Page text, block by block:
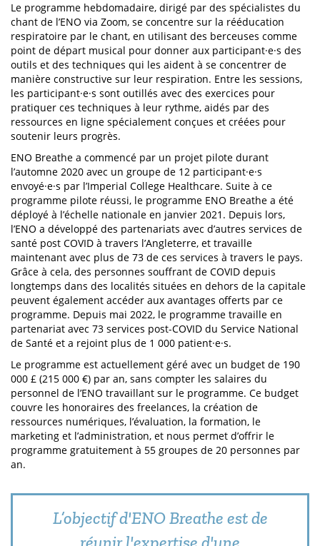
Le programme hebdomadaire, dirigé par des spécialistes du
chant de l’ENO via Zoom, se concentre sur la rééducation
respiratoire par le chant, en utilisant des berceuses comme
point de départ musical pour donner aux participant·e·s des
outils et des techniques qui les aident à se concentrer de
manière constructive sur leur respiration. Entre les sessions,
les participant·e·s sont outillés avec des exercices pour
pratiquer ces techniques à leur rythme, aidés par des
ressources en ligne spécialement conçues et créées pour
soutenir leurs progrès.
ENO Breathe a commencé par un projet pilote durant
l’automne 2020 avec un groupe de 12 participant·e·s
envoyé·e·s par l’Imperial College Healthcare. Suite à ce
programme pilote réussi, le programme ENO Breathe a été
déployé à l’échelle nationale en janvier 2021. Depuis lors,
l’ENO a développé des partenariats avec d’autres services de
santé post COVID à travers l’Angleterre, et travaille
maintenant avec plus de 73 de ces services à travers le pays.
Grâce à cela, des personnes souffrant de COVID depuis
longtemps dans des localités situées en dehors de la capitale
peuvent également accéder aux avantages offerts par ce
programme. Depuis mai 2022, le programme travaille en
partenariat avec 73 services post-COVID du Service National
de Santé et a rejoint plus de 1 000 patient·e·s.
Le programme est actuellement géré avec un budget de 190
000 £ (215 000 €) par an, sans compter les salaires du
personnel de l’ENO travaillant sur le programme. Ce budget
couvre les honoraires des freelances, la création de
ressources numériques, l’évaluation, la formation, le
marketing et l’administration, et nous permet d’offrir le
programme gratuitement à 55 groupes de 20 personnes par
an.
L’objectif d'ENO Breathe est de